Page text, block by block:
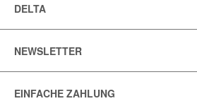
DELTA
NEWSLETTER
EINFACHE ZAHLUNG